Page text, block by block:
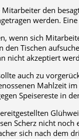
den
werden.
wenn sich
den Tischen
nicht akzeptiert
auch zu
Mahlzeit
Speisereste in
Scherz nicht
sich nach dem